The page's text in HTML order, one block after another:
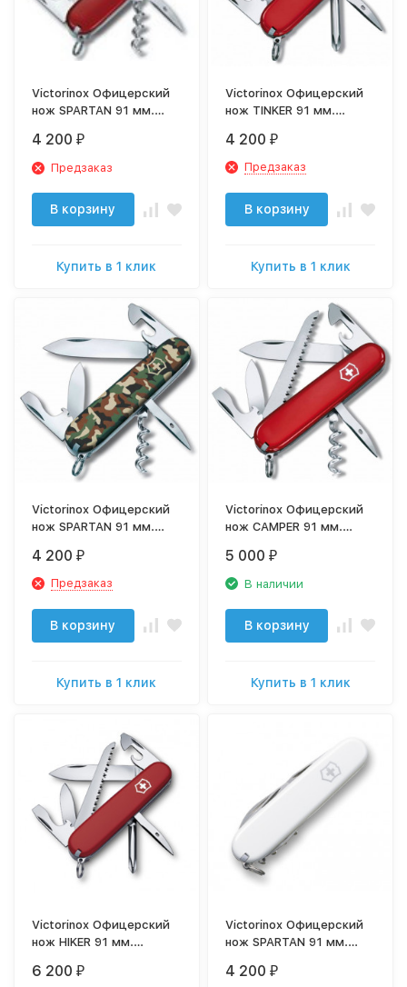
Victorinox Офицерский
нож SPARTAN 91 мм.
4 200 ₽
Предзаказ
В корзину
Купить в 1 клик
Victorinox Офицерский
нож TINKER 91 мм.
4 200 ₽
Предзаказ
В корзину
Купить в 1 клик
Victorinox Офицерский
нож SPARTAN 91 мм.
4 200 ₽
Предзаказ
В корзину
Купить в 1 клик
Victorinox Офицерский
нож CAMPER 91 мм.
5 000 ₽
В наличии
В корзину
Купить в 1 клик
Victorinox Офицерский
нож HIKER 91 мм.
6 200 ₽
Victorinox Офицерский
нож SPARTAN 91 мм.
4 200 ₽